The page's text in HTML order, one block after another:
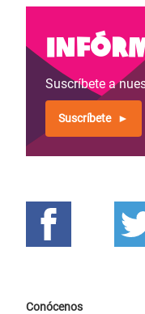
Suscríbete a
Suscríbete
Conócenos